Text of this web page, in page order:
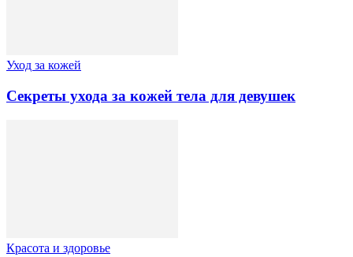
Уход за кожей
Секреты ухода за кожей тела для девушек
Красота и здоровье